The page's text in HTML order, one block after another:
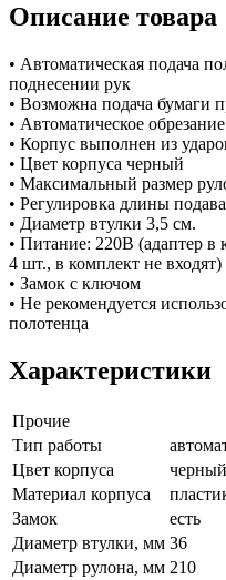
Описание товара
• Автоматическая подача
поднесении рук
• Возможна подача бумаги
• Автоматическое
• Корпус выполнен из
• Цвет корпуса черный
• Максимальный размер
• Регулировка длины
• Диаметр втулки 3,5 см.
• Питание: 220В (адаптер в
4 шт., в комплект не входят)
• Замок с ключом
• Не рекомендуется
полотенца
Характеристики
Прочие
Тип работы
Цвет корпуса
черный
Материал корпуса
Замок
есть
Диаметр втулки, мм 36
Диаметр рулона, мм 210